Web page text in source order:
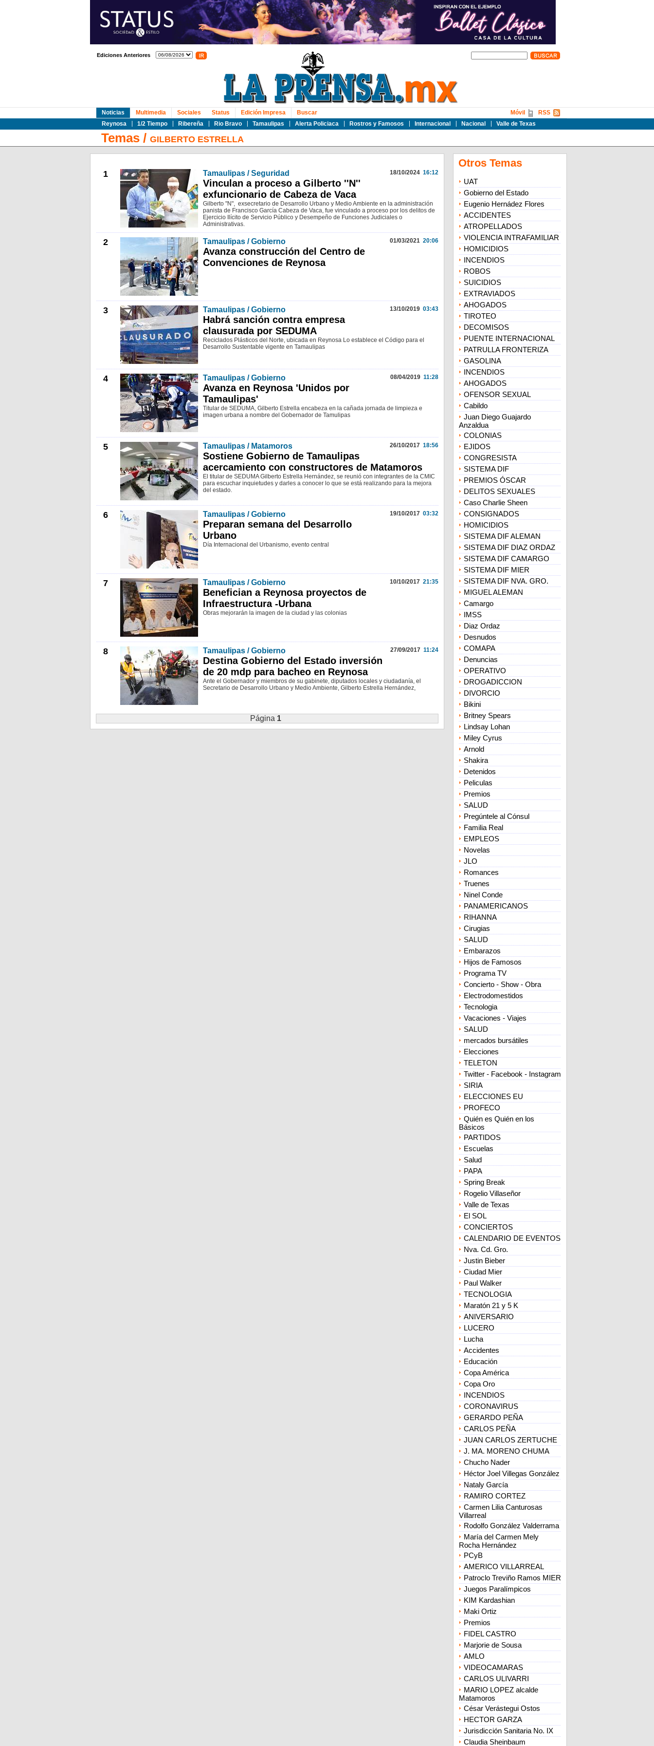
Ediciones Anteriores
Noticias
Reynosa
1/2 Tiempo Ribereña Rio Bravo Tamaulipas Alerta Policiaca Rostros y Famosos Internacional Nacional Valle de Texas
Multimedia Sociales Status Edición Impresa Buscar RSS
Móvil
Temas/ GILBERTO ESTRELLA
1 Tamaulipas / Seguridad 18/10/202416:12
Vinculan a proceso a Gilberto ''N''
exfuncionario de Cabeza de Vaca
Gilberto "N", exsecretario de Desarrollo Urbano y Medio Ambiente en la administración
panista de Francisco García Cabeza de Vaca, fue vinculado a proceso por los delitos de
Ejercicio Ilícito de Servicio Público y Desempeño de Funciones Judiciales o
Administrativas.
2 Tamaulipas / Gobierno 01/03/202120:06
Avanza construcción del Centro de
Convenciones de Reynosa
3 Tamaulipas / Gobierno 13/10/201903:43
Habrá sanción contra empresa
clausurada por SEDUMA
Reciclados Plásticos del Norte, ubicada en Reynosa Lo establece el Código para el
Desarrollo Sustentable vigente en Tamaulipas
4 Tamaulipas / Gobierno 08/04/201911:28
Avanza en Reynosa 'Unidos por
Tamaulipas'
Titular de SEDUMA, Gilberto Estrella encabeza en la cañada jornada de limpieza e
imagen urbana a nombre del Gobernador de Tamulipas
5 Tamaulipas / Matamoros 26/10/201718:56
Sostiene Gobierno de Tamaulipas
acercamiento con constructores de Matamoros
El titular de SEDUMA Gilberto Estrella Hernández, se reunió con integrantes de la CMIC
para escuchar inquietudes y darles a conocer lo que se está realizando para la mejora
del estado.
6 Tamaulipas / Gobierno 19/10/201703:32
Preparan semana del Desarrollo
Urbano
Día Internacional del Urbanismo, evento central
7 Tamaulipas / Gobierno 10/10/201721:35
Benefician a Reynosa proyectos de
Infraestructura -Urbana
Obras mejorarán la imagen de la ciudad y las colonias
8 Tamaulipas / Gobierno 27/09/201711:24
Destina Gobierno del Estado inversión
de 20 mdp para bacheo en Reynosa
Ante el Gobernador y miembros de su gabinete, diputados locales y ciudadanía, el
Secretario de Desarrollo Urbano y Medio Ambiente, Gilberto Estrella Hernández,
Página 1
Otros Temas
UAT
Gobierno del Estado
Eugenio Hernádez Flores
ACCIDENTES
ATROPELLADOS
VIOLENCIA INTRAFAMILIAR
HOMICIDIOS
INCENDIOS
ROBOS
SUICIDIOS
EXTRAVIADOS
AHOGADOS
TIROTEO
DECOMISOS
PUENTE INTERNACIONAL
PATRULLA FRONTERIZA
GASOLINA
INCENDIOS
AHOGADOS
OFENSOR SEXUAL
Cabildo
Juan Diego Guajardo
Anzaldua
COLONIAS
EJIDOS
CONGRESISTA
SISTEMA DIF
PREMIOS ÓSCAR
DELITOS SEXUALES
Caso Charlie Sheen
CONSIGNADOS
HOMICIDIOS
SISTEMA DIF ALEMAN
SISTEMA DIF DIAZ ORDAZ
SISTEMA DIF CAMARGO
SISTEMA DIF MIER
SISTEMA DIF NVA. GRO.
MIGUEL ALEMAN
Camargo
IMSS
Diaz Ordaz
Desnudos
COMAPA
Denuncias
OPERATIVO
DROGADICCION
DIVORCIO
Bikini
Britney Spears
Lindsay Lohan
Miley Cyrus
Arnold
Shakira
Detenidos
Peliculas
Premios
SALUD
Pregúntele al Cónsul
Familia Real
EMPLEOS
Novelas
JLO
Romances
Truenes
Ninel Conde
PANAMERICANOS
RIHANNA
Cirugias
SALUD
Embarazos
Hijos de Famosos
Programa TV
Concierto - Show - Obra
Electrodomestidos
Tecnologia
Vacaciones - Viajes
SALUD
mercados bursátiles
Elecciones
TELETON
Twitter - Facebook - Instagram
SIRIA
ELECCIONES EU
PROFECO
Quién es Quién en los
Básicos
PARTIDOS
Escuelas
Salud
PAPA
Spring Break
Rogelio Villaseñor
Valle de Texas
El SOL
CONCIERTOS
CALENDARIO DE EVENTOS
Nva. Cd. Gro.
Justin Bieber
Ciudad Mier
Paul Walker
TECNOLOGIA
Maratón 21 y 5 K
ANIVERSARIO
LUCERO
Lucha
Accidentes
Educación
Copa América
Copa Oro
INCENDIOS
CORONAVIRUS
GERARDO PEÑA
CARLOS PEÑA
JUAN CARLOS ZERTUCHE
J. MA. MORENO CHUMA
Chucho Nader
Héctor Joel Villegas González
Nataly García
RAMIRO CORTEZ
Carmen Lilia Canturosas
Villarreal
Rodolfo González Valderrama
María del Carmen Mely
Rocha Hernández
PCyB
AMERICO VILLARREAL
Patroclo Treviño Ramos MIER
Juegos Paralímpicos
KIM Kardashian
Maki Ortiz
Premios
FIDEL CASTRO
Marjorie de Sousa
AMLO
VIDEOCAMARAS
CARLOS ULIVARRI
MARIO LOPEZ alcalde
Matamoros
César Verástegui Ostos
HECTOR GARZA
Jurisdicción Sanitaria No. IX
Claudia Sheinbaum